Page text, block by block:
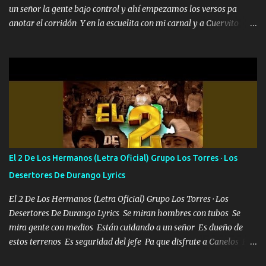
un señor la gente bajo control y ahí empezamos los versos pa
anotar el corridón Y en la escuelita con mi carnal y a Cuervito
camisa es color Verde y peleam0s la Bandera por todita a la ciudad
con los drones patrullando la Frontera De Tijuana Bulevares
Bellas Artes me ve en las blancas ya hace falta mi APA FLACO
verde se le extraña pa que sepan Aquí Pura GENTE DE LA RANA 🐸
POR CLAVE ES EL CALI 4 EN LA CIUDAD TIJUANA Música Al
tirante andamos mi carnal atento a cualquier necesidad no porque
se ve limpio el camino nos confiamos al andar y nunca con la
misma piedra me vuelvo a tropezar Cuando ando de enamorado
en corto me tiró a per...
El 2 De Los Hermanos (Letra Oficial) Grupo Los Torres · Los
Desertores De Durango Lyrics
El 2 De Los Hermanos (Letra Oficial) Grupo Los Torres · Los
Desertores De Durango Lyrics Se miran hombres con tubos Se
mira gente con medios Están cuidando a un señor Es dueño de
estos terrenos Es seguridad del jefe Pa que disfrute a Canelos Es